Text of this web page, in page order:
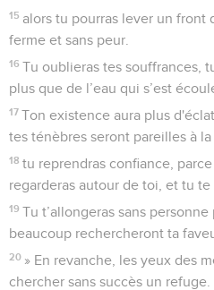
15 alors tu pourras lever un front
ferme et sans peur.
16 Tu oublieras tes souffrances,
plus que de l’eau qui s’est
17 Ton existence aura plus
tes ténèbres seront pareilles à
18 tu reprendras confiance, parce
regarderas autour de toi, et tu te
19 Tu t’allongeras sans
beaucoup rechercheront ta
20 » En revanche, les yeux des
chercher sans succès un